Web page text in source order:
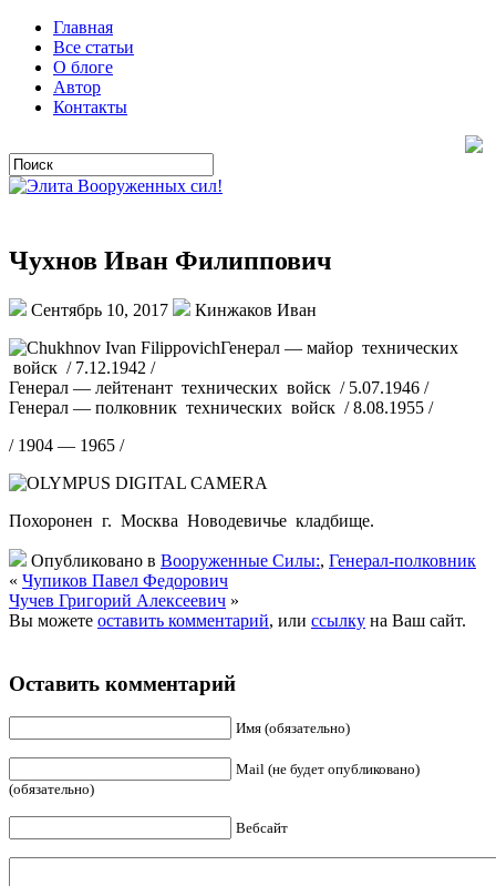
Главная
Все статьи
О блоге
Автор
Контакты
Чухнов Иван Филиппович
Сентябрь 10, 2017
Кинжаков Иван
Генерал — майор технических
войск / 7.12.1942 /
Генерал — лейтенант технических войск / 5.07.1946 /
Генерал — полковник технических войск / 8.08.1955 /
/ 1904 — 1965 /
Похоронен г. Москва Новодевичье кладбище.
Опубликовано в Вооруженные Силы:, Генерал-полковник
« Чупиков Павел Федорович
Чучев Григорий Алексеевич »
Вы можете оставить комментарий, или ссылку на Ваш сайт.
Оставить комментарий
Имя (обязательно)
Mail (не будет опубликовано)
(обязательно)
Вебсайт